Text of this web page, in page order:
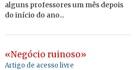
alguns professores um mês depois
do início do ano...
«Negócio ruinoso»
Artigo de acesso livre